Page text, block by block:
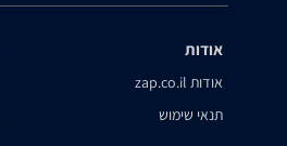
אודות
אודות zap.co.il
תנאי שימוש